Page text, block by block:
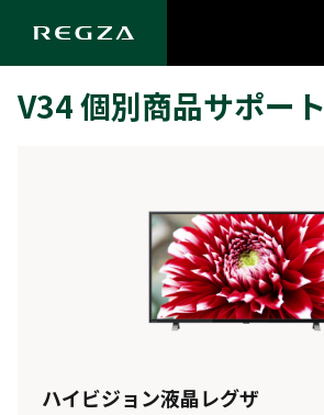
V34 個別商品サポート
ハイビジョン液晶レグザ